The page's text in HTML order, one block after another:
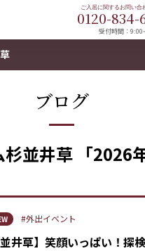
0120-834-
受付時間：
ブログ
杉並井草 「2026
#外出イベント
並井草】笑顔いっぱい！探